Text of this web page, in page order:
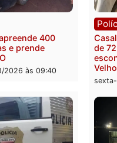
apresenta Plano
228 projetos,
e
de resultados